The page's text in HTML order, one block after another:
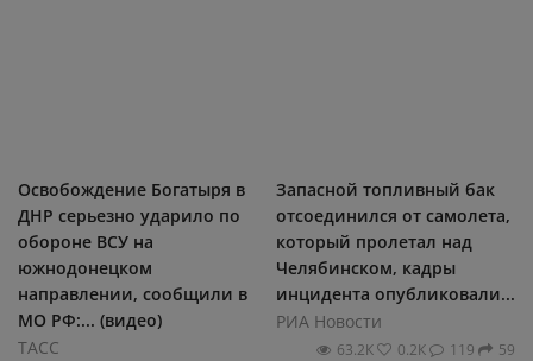
Освобождение Богатыря в
ДНР серьезно ударило по
обороне ВСУ на
южнодонецком
направлении, сообщили в
МО РФ:... (видео)
ТАСС
Запасной топливный бак
отсоединился от самолета,
который пролетал над
Челябинском, кадры
инцидента опубликовали...
РИА Новости
63.2К 0.2К 119 59